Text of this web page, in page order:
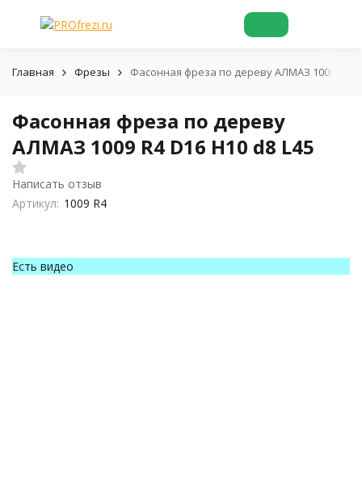
Главная Фрезы Фасонная фреза по дереву АЛМАЗ 1009 R4
Фасонная фреза по дереву
АЛМАЗ 1009 R4 D16 H10 d8 L45
Написать отзыв
Артикул: 1009 R4
Есть видео